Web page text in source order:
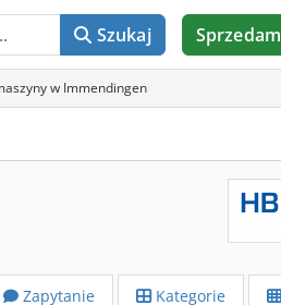
Szukaj Sprzedam
w Immendingen
Zapytanie Kategorie